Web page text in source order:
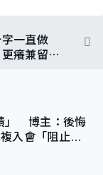
一直做
癢兼留疤
」 博主：後悔
入會「阻止唔